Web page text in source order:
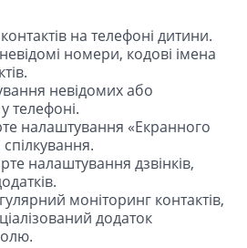
на телефоні дитини.
номери, кодові імена
невідомих або
телефоні.
налаштування «Екранного
налаштування дзвінків,
моніторинг контактів,
додаток